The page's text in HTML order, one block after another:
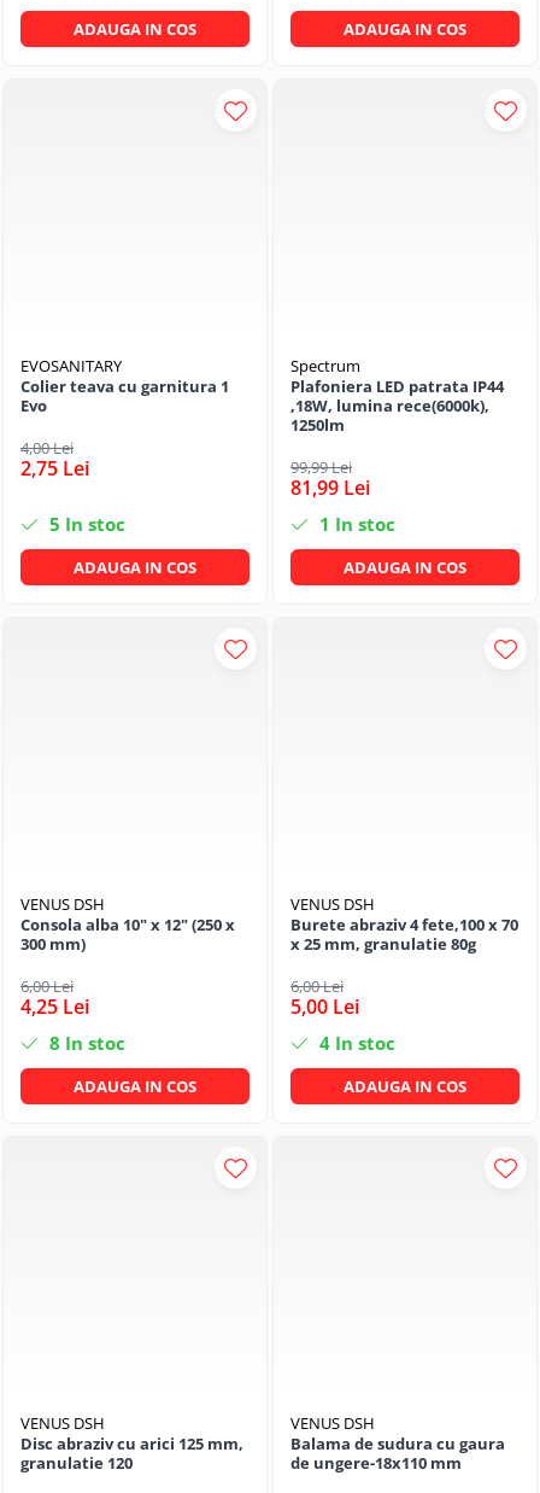
ADAUGA IN COS ADAUGA IN COS
EVOSANITARY
Colier teava cu garnitura 1
Evo
4,00 Lei
2,75 Lei
5 In stoc
ADAUGA IN COS
Spectrum
Plafoniera LED patrata IP44
,18W, lumina rece(6000k),
1250lm
99,99 Lei
81,99 Lei
1 In stoc
ADAUGA IN COS
VENUS DSH
Consola alba 10" x 12" (250 x
300 mm)
6,00 Lei
4,25 Lei
8 In stoc
ADAUGA IN COS
VENUS DSH
Burete abraziv 4 fete,100 x 70
x 25 mm, granulatie 80g
6,00 Lei
5,00 Lei
4 In stoc
ADAUGA IN COS
VENUS DSH
Disc abraziv cu arici 125 mm,
granulatie 120
VENUS DSH
Balama de sudura cu gaura
de ungere-18x110 mm